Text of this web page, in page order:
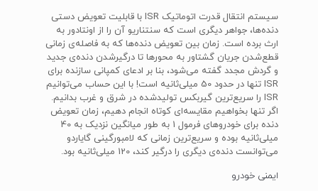
سیستم انتقال قدرت اتوماتیک ISR با قابلیت تعویض دستی
دنده‌ها، جواهر دیگری است که سنتناریو آن را از اونتادور به
ارث برده است. زمان بین تعویض دنده‌ها که به فاصله‌ی زمانی
قطع‌شدن جریان گشتاور به محورها تا درگیرشدن دنده‌ی جدید
و گردش مجدد گفته می‌شود، بنا بر ادعای کمپانی سازنده برای
ISR تنها در حدود 50 میلی‌ثانیه است! با این حساب می‌توانیم
ISR را سریع‌ترین گیربکس تولیدشده در شرق و غرب بدانیم.
اگر تنها بخواهیم مقایسه‌ای کوتاه انجام دهیم، زمان تعویض
دنده برای خودروهای فرمول 1 به طور میانگین نزدیک به 40
میلی‌ثانیه بوده و سریع‌ترین زمانی که لامبورگینی گایاردو
می‌توانست دنده‌ی دیگری را درگیر کند، 120 میلی‌ثانیه بود.
ایمنی خودرو